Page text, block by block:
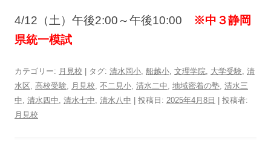
4/12（土）午後2:00～午後10:00 ※中３静岡
県統一模試
カテゴリー: 月見校 | タグ: 清水岡小, 船越小, 文理学院, 大学受験, 清
水区, 高校受験, 月見校, 不二見小, 清水二中, 地域密着の塾, 清水三
中, 清水四中, 清水七中, 清水八中 | 投稿日: 2025年4月8日
投稿者:
月見校